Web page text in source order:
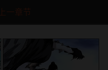
一章节